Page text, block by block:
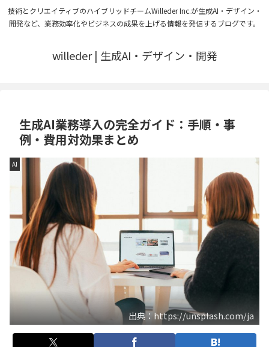
技術とクリエイティブのハイブリッドチームWilleder Inc.が生成AI・デザイン・
開発など、業務効率化やビジネスの成果を上げる情報を発信するブログです。
willeder | 生成AI・デザイン・開発
生成AI業務導入の完全ガイド：手順・事
例・費用対効果まとめ
AI
出典：https://unsplash.com/ja